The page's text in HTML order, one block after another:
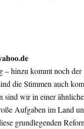
– hinzu kommt noch der
die Stimmen auch
sind wir in einer
Aufgaben im Land
grundlegenden